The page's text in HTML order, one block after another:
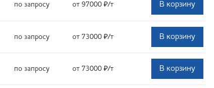
по запросу от 97000 ₽/т В корзину
по запросу от 73000 ₽/т В корзину
по запросу от 73000 ₽/т В корзину